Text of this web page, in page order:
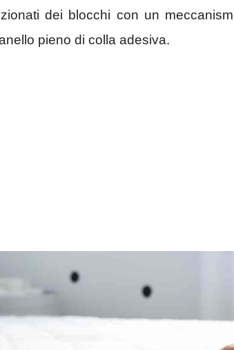
dei blocchi con un
pieno di colla adesiva.